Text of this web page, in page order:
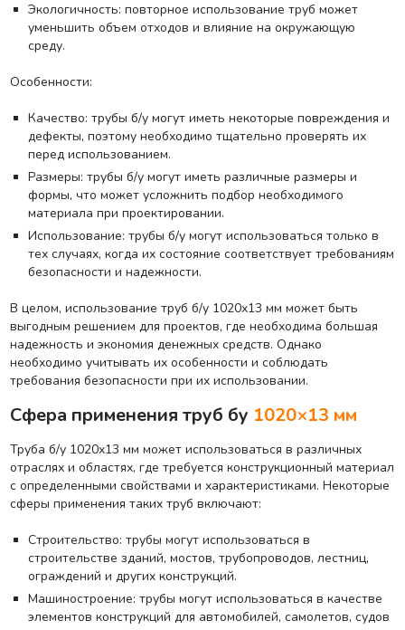
Экологичность: повторное использование труб может
уменьшить объем отходов и влияние на окружающую
среду.
Особенности:
Качество: трубы б/у могут иметь некоторые повреждения и
дефекты, поэтому необходимо тщательно проверять их
перед использованием.
Размеры: трубы б/у могут иметь различные размеры и
формы, что может усложнить подбор необходимого
материала при проектировании.
Использование: трубы б/у могут использоваться только в
тех случаях, когда их состояние соответствует требованиям
безопасности и надежности.
В целом, использование труб б/у 1020х13 мм может быть
выгодным решением для проектов, где необходима большая
надежность и экономия денежных средств. Однако
необходимо учитывать их особенности и соблюдать
требования безопасности при их использовании.
Сфера применения труб бу 1020×13 мм
Труба б/у 1020х13 мм может использоваться в различных
отраслях и областях, где требуется конструкционный материал
с определенными свойствами и характеристиками. Некоторые
сферы применения таких труб включают:
Строительство: трубы могут использоваться в
строительстве зданий, мостов, трубопроводов, лестниц,
ограждений и других конструкций.
Машиностроение: трубы могут использоваться в качестве
элементов конструкций для автомобилей, самолетов, судов